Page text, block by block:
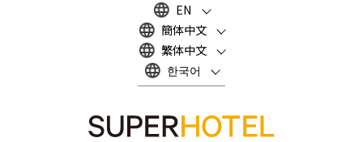
EN
簡体中文
繁体中文
한국어